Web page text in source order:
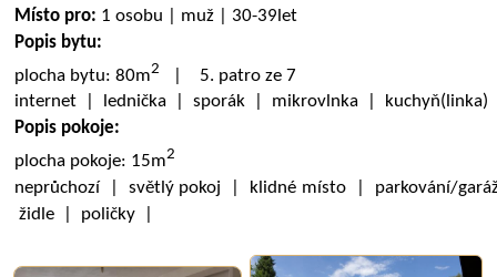
Místo pro: 1 osobu | muž | 30-39let
Popis bytu:
plocha bytu: 80m2
| 5. patro ze 7
internet | lednička | sporák | mikrovlnka |
Popis pokoje:
plocha pokoje: 15m2
neprůchozí | světlý pokoj | klidné místo | parkování/
židle | poličky |